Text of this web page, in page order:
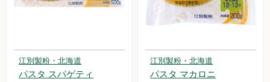
江別製粉・北海道
パスタ スパゲティ
江別製粉・北海道
パスタ マカロニ